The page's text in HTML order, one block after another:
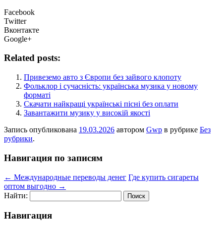
Facebook
Twitter
Вконтакте
Google+
Related posts:
Привеземо авто з Європи без зайвого клопоту
Фольклор і сучасність: українська музика у новому
форматі
Скачати найкращі українські пісні без оплати
Завантажити музику у високій якості
Запись опубликована 19.03.2026 автором Gwp в рубрике Без
рубрики.
Навигация по записям
← Международные переводы денег Где купить сигареты
оптом выгодно →
Найти:
Навигация